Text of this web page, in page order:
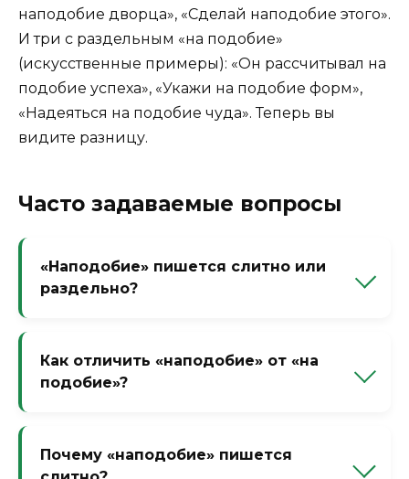
наподобие дворца», «Сделай наподобие этого».
И три с раздельным «на подобие»
(искусственные примеры): «Он рассчитывал на
подобие успеха», «Укажи на подобие форм»,
«Надеяться на подобие чуда». Теперь вы
видите разницу.
Часто задаваемые вопросы
«Наподобие» пишется слитно или
раздельно?
редко, в значении «на сходство».
Как отличить «наподобие» от «на
подобие»?
раздельно.
Почему «наподобие» пишется